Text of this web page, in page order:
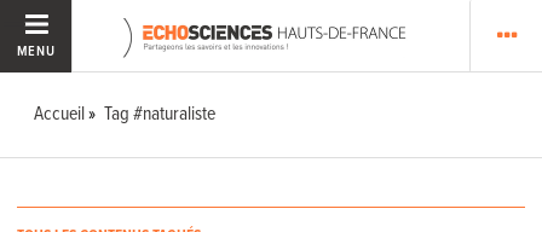
MENU
Accueil Tag #naturaliste